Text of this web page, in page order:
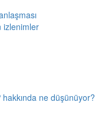
izlenimler
ne düşünüyor?